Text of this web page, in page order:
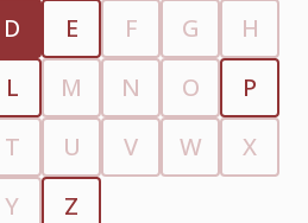
D E F G
H
L M N O
P
T U V W
X
Y
Z